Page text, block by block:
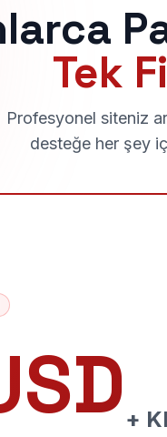
Tek
Profesyonel siteniz
desteğe her şey
+